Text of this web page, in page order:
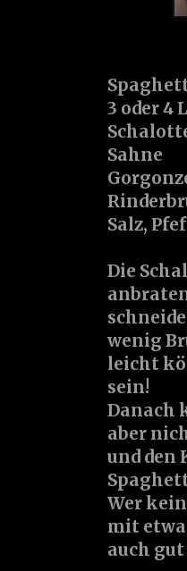
3 oder 4
Sahne
Salz,
Die
wenig
leicht
sein!
Danach
aber
und den
Wer
mit
auch